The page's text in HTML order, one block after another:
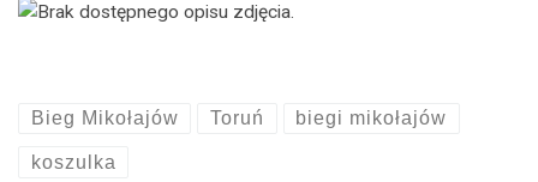
Bieg Mikołajów Toruń biegi mikołajów
koszulka